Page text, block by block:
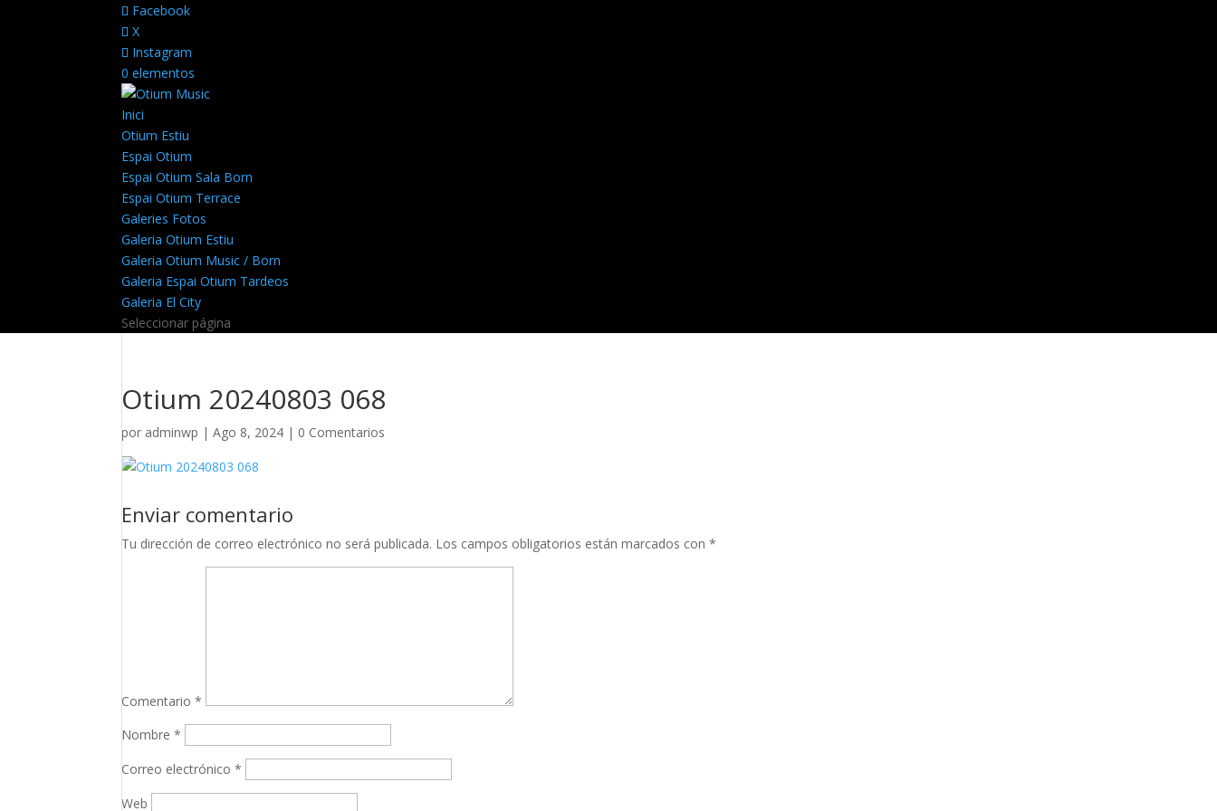
Facebook
X
Instagram
0 elementos
Inici
Otium Estiu
Espai Otium
Espai Otium Sala Born
Espai Otium Terrace
Galeries Fotos
Galeria Otium Estiu
Galeria Otium Music / Born
Galeria Espai Otium Tardeos
Galeria El City
Seleccionar página
Otium 20240803 068
por adminwp |Ago 8, 2024 | 0 Comentarios
Enviar comentario
Tu dirección de correo electrónico no será publicada. Los campos obligatorios están marcados con*
Comentario*
Nombre*
Correo electrónico*
Web